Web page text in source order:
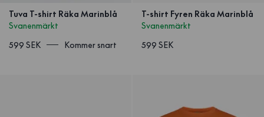
Tuva T-shirt Räka Marinblå
Svanenmärkt
599 SEK
Kommer snart
T-shirt Fyren Räka Marinblå
Svanenmärkt
599 SEK